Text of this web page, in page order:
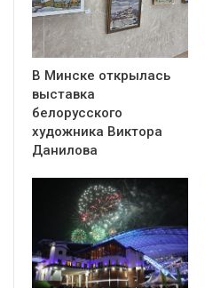
В Минске открылась
выставка
белорусского
художника Виктора
Данилова